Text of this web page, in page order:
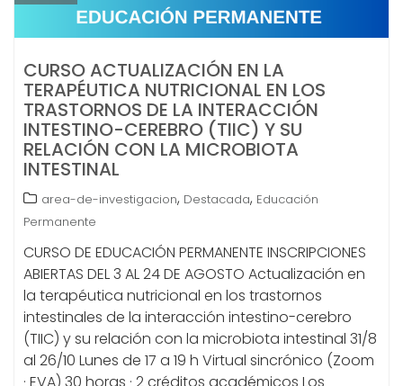
CURSO ACTUALIZACIÓN EN LA
TERAPÉUTICA NUTRICIONAL EN LOS
TRASTORNOS DE LA INTERACCIÓN
INTESTINO-CEREBRO (TIIC) Y SU
RELACIÓN CON LA MICROBIOTA
INTESTINAL
area-de-investigacion, Destacada, Educación
Permanente
CURSO DE EDUCACIÓN PERMANENTE INSCRIPCIONES
ABIERTAS DEL 3 AL 24 DE AGOSTO Actualización en
la terapéutica nutricional en los trastornos
intestinales de la interacción intestino-cerebro
(TIIC) y su relación con la microbiota intestinal 31/8
al 26/10 Lunes de 17 a 19 h Virtual sincrónico (Zoom
· EVA) 30 horas · 2 créditos académicos Los